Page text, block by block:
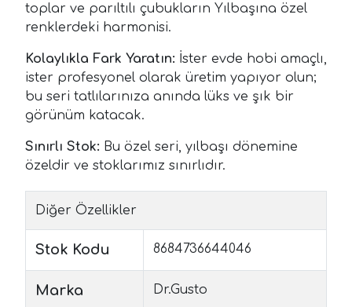
toplar ve parıltılı çubukların Yılbaşına özel
renklerdeki harmonisi.
Kolaylıkla Fark Yaratın: İster evde hobi amaçlı,
ister profesyonel olarak üretim yapıyor olun;
bu seri tatlılarınıza anında lüks ve şık bir
görünüm katacak.
Sınırlı Stok: Bu özel seri, yılbaşı dönemine
özeldir ve stoklarımız sınırlıdır.
Diğer Özellikler
Stok Kodu 8684736644046
Marka Dr.Gusto